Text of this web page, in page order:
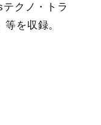
クノ・トラ
を収録。